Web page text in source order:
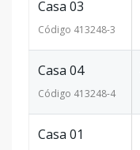
Casa 03
Código 413248-3
Casa 04
Código 413248-4
Casa 01